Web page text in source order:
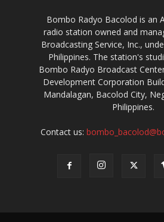
Bombo Radyo Bacolod is an
radio station owned and
Broadcasting Service, Inc.,
Philippines. The station's
Bombo Radyo Broadcast
Development Corporation
Mandalagan, Bacolod City,
Philippines.
Contact us: